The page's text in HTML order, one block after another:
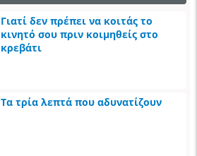
Γιατί δεν πρέπει να κοιτάς το
κινητό σου πριν κοιμηθείς στο
κρεβάτι
Τα τρία λεπτά που αδυνατίζουν